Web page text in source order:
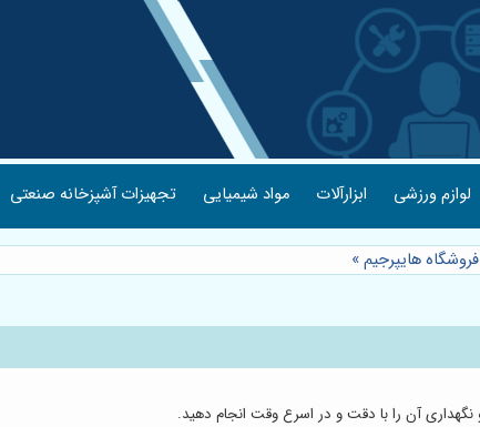
لوازم ورزشی ابزارآلات مواد شیمیایی تجهیزات آشپزخانه صنعتی
هایپرجیم»
آن را با دقت و در اسرع وقت انجام دهید.